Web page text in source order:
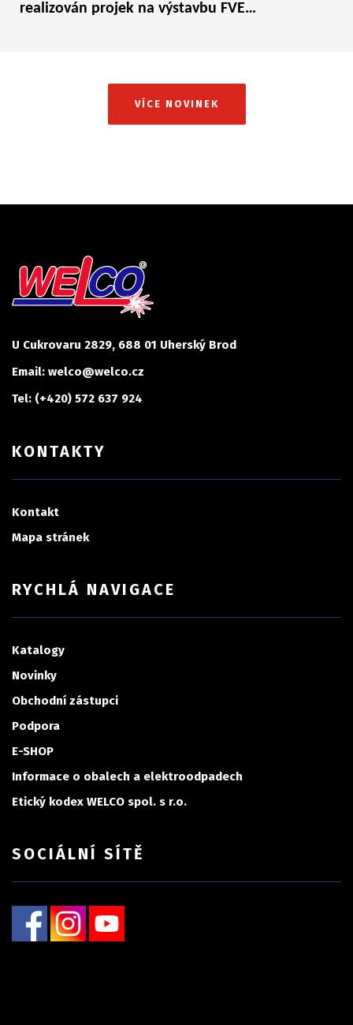
realizován projek na výstavbu FVE…
VÍCE NOVINEK
U Cukrovaru 2829, 688 01 Uherský Brod
Email: welco@welco.cz
Tel: (+420) 572 637 924
KONTAKTY
Kontakt
Mapa stránek
RYCHLÁ NAVIGACE
Katalogy
Novinky
Obchodní zástupci
Podpora
E-SHOP
Informace o obalech a elektroodpadech
Etický kodex WELCO spol. s r.o.
SOCIÁLNÍ SÍTĚ